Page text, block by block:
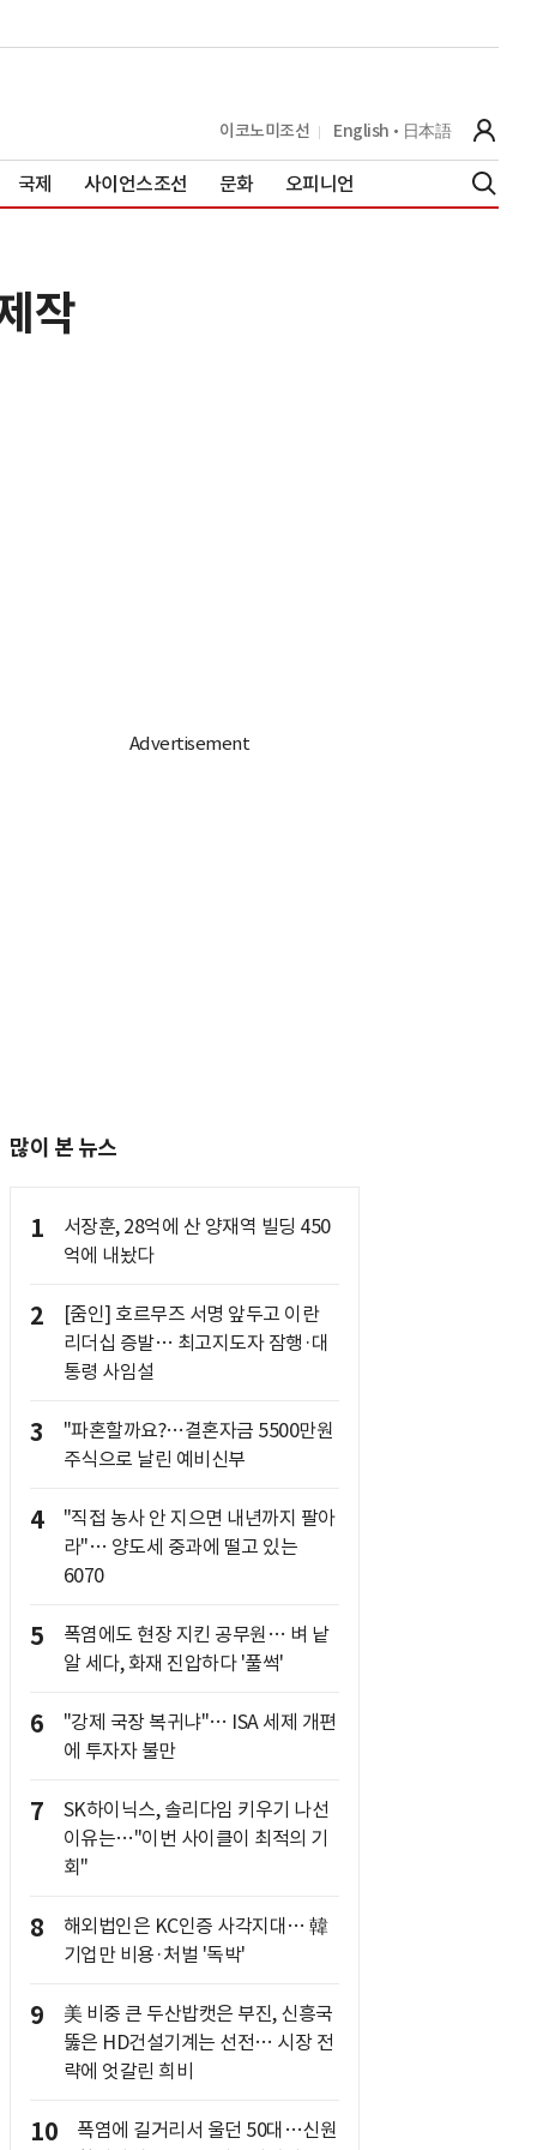
이코노미조선 English 日本語
국제 사이언스조선 문화 오피니언
작
많이 본 뉴스
1
서장훈, 28억에 산 양재역 빌딩 450
억에 내놨다
2
[줌인] 호르무즈 서명 앞두고 이란
리더십 증발… 최고지도자 잠행·대
통령 사임설
3
"파혼할까요?…결혼자금 5500만원
주식으로 날린 예비신부
4
"직접 농사 안 지으면 내년까지 팔아
라"… 양도세 중과에 떨고 있는
6070
5
폭염에도 현장 지킨 공무원… 벼 낱
알 세다, 화재 진압하다 '풀썩'
6
"강제 국장 복귀냐"… ISA 세제 개편
에 투자자 불만
7
SK하이닉스, 솔리다임 키우기 나선
이유는…"이번 사이클이 최적의 기
회"
8
해외법인은 KC인증 사각지대… 韓
기업만 비용·처벌 '독박'
9
美 비중 큰 두산밥캣은 부진, 신흥국
뚫은 HD건설기계는 선전… 시장 전
략에 엇갈린 희비
10
폭염에 길거리서 울던 50대…신원